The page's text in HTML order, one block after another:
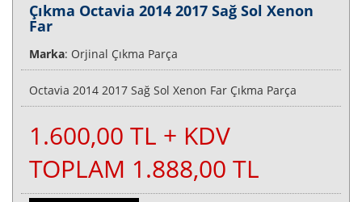
Çıkma Octavia 2014 2017 Sağ Sol Xenon
Far
Marka: Orjinal Çıkma Parça
Octavia 2014 2017 Sağ Sol Xenon Far Çıkma Parça
1.600,00 TL + KDV
TOPLAM 1.888,00 TL